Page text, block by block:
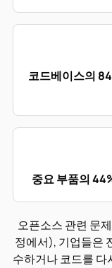
코드베이스의
중요 부품의
오픈소스 관련 문
정에서), 기업들은
수하거나 코드를 다